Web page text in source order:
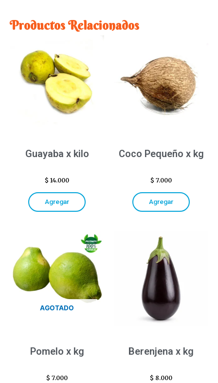
Productos Relacionados
Guayaba x kilo
$ 14.000
Agregar
Coco Pequeño x kg
$ 7.000
Agregar
AGOTADO
Pomelo x kg
$ 7.000
Berenjena x kg
$ 8.000